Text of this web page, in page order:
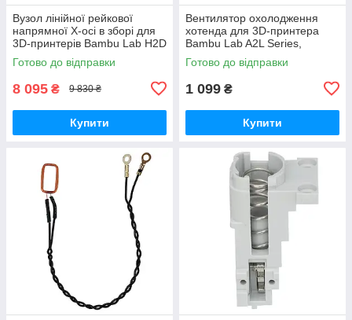
Вузол лінійної рейкової
напрямної X-осі в зборі для
3D-принтерів Bambu Lab H2D
Series, (оригінал, FAC110)
Готово до відправки
8 095 ₴ 9 830 ₴
Купити
Вентилятор охолодження
хотенда для 3D-принтера
Bambu Lab A2L Series,
безщітковий, 5В 0.4A,
(оригінал, FAF027)
Готово до відправки
1 099 ₴
Купити